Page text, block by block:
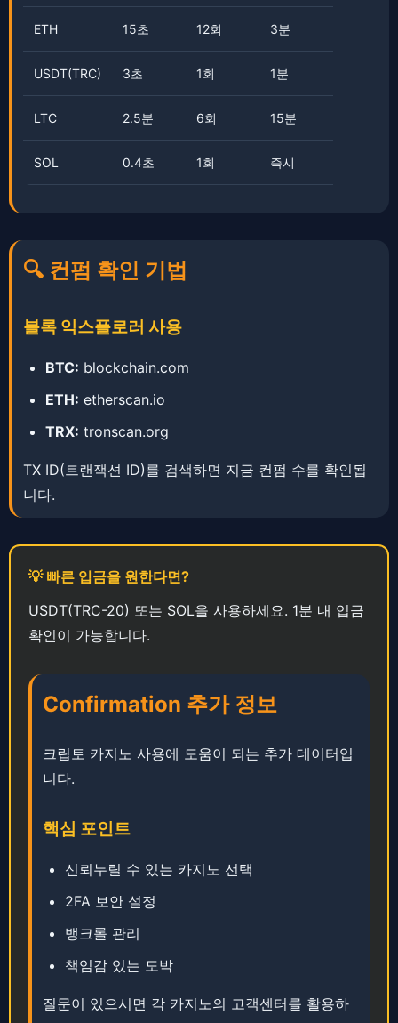
ETH 15초 12회 3분
USDT(TRC) 3초 1회 1분
LTC 2.5분 6회 15분
SOL 0.4초 1회 즉시
🔍 컨펌 확인 기법
블록 익스플로러 사용
BTC: blockchain.com
ETH: etherscan.io
TRX: tronscan.org
TX ID(트랜잭션 ID)를 검색하면 지금 컨펌 수를 확인됩
니다.
💡 빠른 입금을 원한다면?
USDT(TRC-20) 또는 SOL을 사용하세요. ​​1분 내 입금
확인이 가능합니다.
Confirmation 추가 정보
크립토 카지노 사용에 도움이 되는 추가 데이터입
니다.
핵심 포인트
신뢰누릴 수 있는 카지노 선택
2FA 보안 설정
뱅크롤 관리
책임감 있는 도박
질문이 있으시면 각 카지노의 고객센터를 활용하